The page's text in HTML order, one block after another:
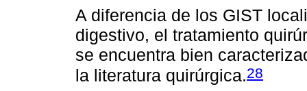
A diferencia de los GIST
digestivo, el tratamiento
se encuentra bien
la literatura quirúrgica.28